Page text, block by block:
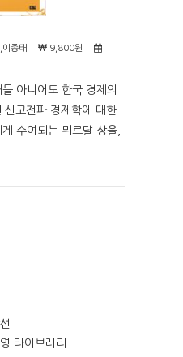
이종태
9,800원
아니어도 한국 경제의
고전파 경제학에 대한
수여되는 뮈르달 상을,
라이브러리